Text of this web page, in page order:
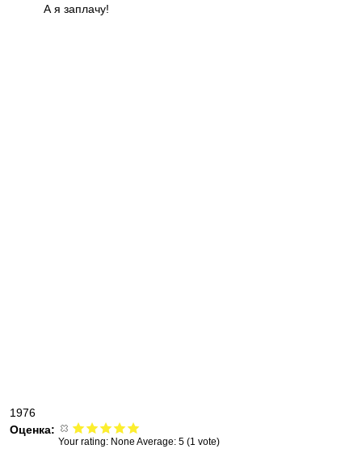
А я заплачу!
1976
Оценка:
Your rating: None Average: 5 (1 vote)